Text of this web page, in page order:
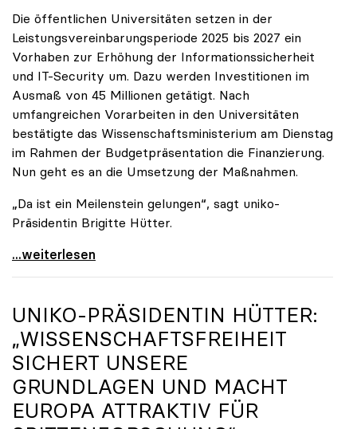
Die öffentlichen Universitäten setzen in der
Leistungsvereinbarungsperiode 2025 bis 2027 ein
Vorhaben zur Erhöhung der Informationssicherheit
und IT-Security um. Dazu werden Investitionen im
Ausmaß von 45 Millionen getätigt. Nach
umfangreichen Vorarbeiten in den Universitäten
bestätigte das Wissenschaftsministerium am Dienstag
im Rahmen der Budgetpräsentation die Finanzierung.
Nun geht es an die Umsetzung der Maßnahmen.
„Da ist ein Meilenstein gelungen“, sagt uniko-
Präsidentin Brigitte Hütter.
Universitäten wappnen sich gegen zunehmende Gefahr
...weiterlesen
UNIKO-PRÄSIDENTIN HÜTTER:
„WISSENSCHAFTSFREIHEIT
SICHERT UNSERE
GRUNDLAGEN UND MACHT
EUROPA ATTRAKTIV FÜR